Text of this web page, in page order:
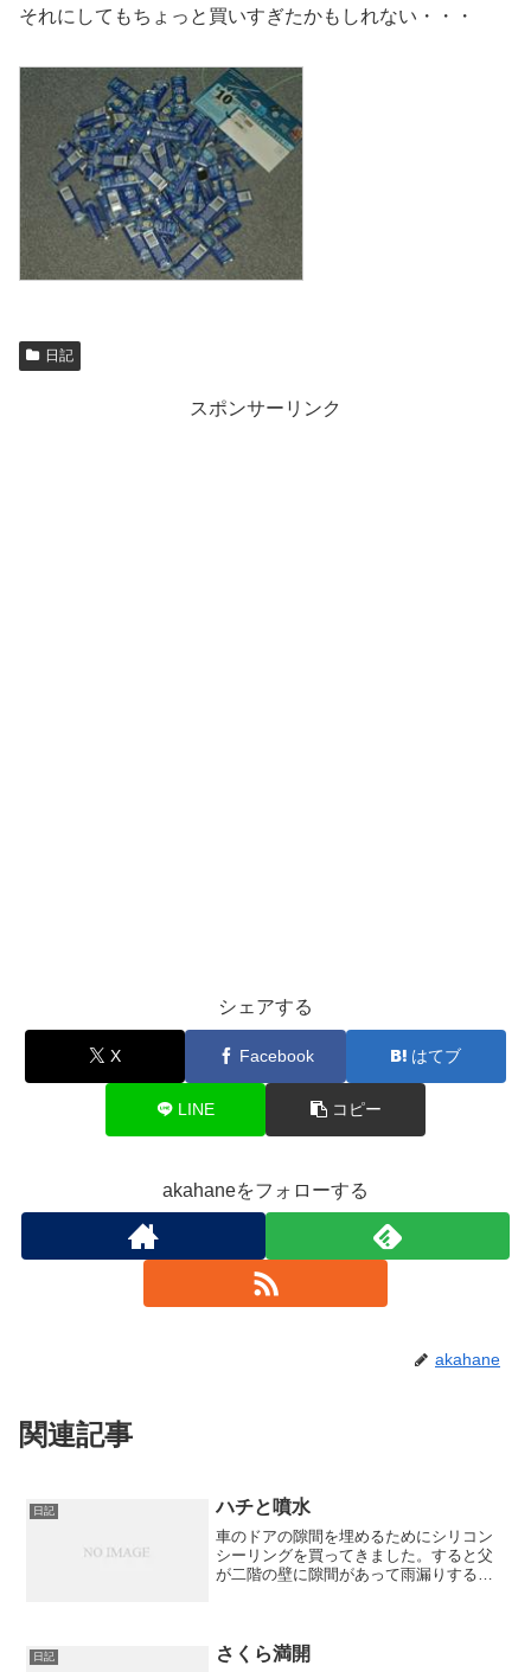
それにしてもちょっと買いすぎたかもしれない・・・
日記
スポンサーリンク
シェアする
X Facebook はてブ
LINE コピー
akahaneをフォローする
akahane
関連記事
日記 ハチと噴水
車のドアの隙間を埋めるためにシリコン
シーリングを買ってきました。すると父
が二階の壁に隙間があって雨漏りするか
から一階の屋根に上がり、...
日記 さくら満開